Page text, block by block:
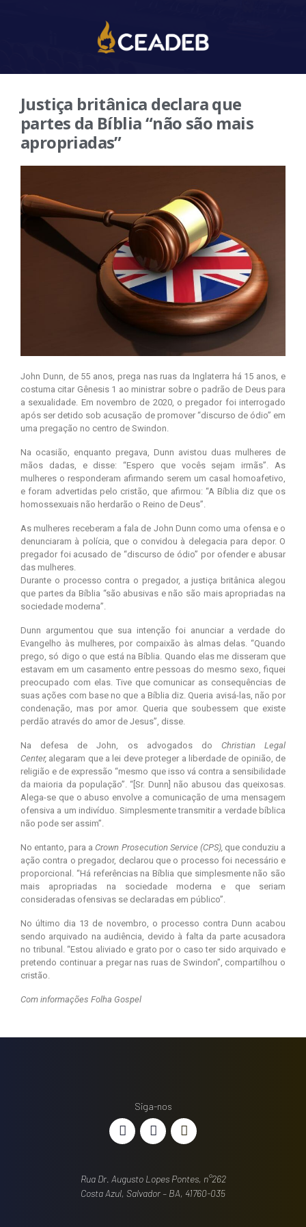
Justiça britânica declara que
partes da Bíblia “não são mais
apropriadas”
John Dunn, de 55 anos, prega nas ruas da Inglaterra há 15 anos, e
costuma citar Gênesis 1 ao ministrar sobre o padrão de Deus para
a sexualidade. Em novembro de 2020, o pregador foi interrogado
após ser detido sob acusação de promover “discurso de ódio” em
uma pregação no centro de Swindon.
Na ocasião, enquanto pregava, Dunn avistou duas mulheres de
mãos dadas, e disse: “Espero que vocês sejam irmãs”. As
mulheres o responderam afirmando serem um casal homoafetivo,
e foram advertidas pelo cristão, que afirmou: “A Bíblia diz que os
homossexuais não herdarão o Reino de Deus”.
As mulheres receberam a fala de John Dunn como uma ofensa e o
denunciaram à polícia, que o convidou à delegacia para depor. O
pregador foi acusado de “discurso de ódio” por ofender e abusar
das mulheres.
Durante o processo contra o pregador, a justiça britânica alegou
que partes da Bíblia “são abusivas e não são mais apropriadas na
sociedade moderna”.
Dunn argumentou que sua intenção foi anunciar a verdade do
Evangelho às mulheres, por compaixão às almas delas. “Quando
prego, só digo o que está na Bíblia. Quando elas me disseram que
estavam em um casamento entre pessoas do mesmo sexo, fiquei
preocupado com elas. Tive que comunicar as consequências de
suas ações com base no que a Bíblia diz. Queria avisá-las, não por
condenação, mas por amor. Queria que soubessem que existe
perdão através do amor de Jesus”, disse.
Na defesa de John, os advogados do Christian Legal
Center, alegaram que a lei deve proteger a liberdade de opinião, de
religião e de expressão “mesmo que isso vá contra a sensibilidade
da maioria da população”. “[Sr. Dunn] não abusou das queixosas.
Alega-se que o abuso envolve a comunicação de uma mensagem
ofensiva a um indivíduo. Simplesmente transmitir a verdade bíblica
não pode ser assim”.
No entanto, para aCrown Prosecution Service (CPS), que conduziu a
ação contra o pregador, declarou que o processo foi necessário e
proporcional. “Há referências na Bíblia que simplesmente não são
mais apropriadas na sociedade moderna e que seriam
consideradas ofensivas se declaradas em público”.
No último dia 13 de novembro, o processo contra Dunn acabou
sendo arquivado na audiência, devido à falta da parte acusadora
no tribunal. “Estou aliviado e grato por o caso ter sido arquivado e
pretendo continuar a pregar nas ruas de Swindon”, compartilhou o
cristão.
Com informações Folha Gospel
Siga-nos
Rua Dr. Augusto Lopes Pontes, n°262
Costa Azul, Salvador – BA, 41760-035